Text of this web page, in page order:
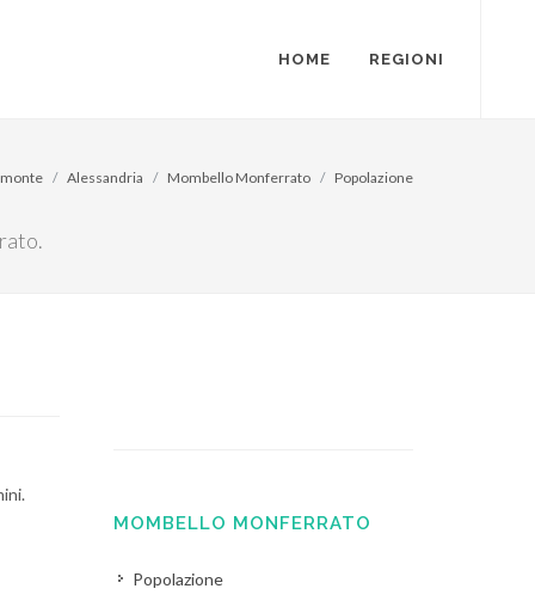
HOME REGIONI
Alessandria Mombello Monferrato Popolazione
MOMBELLO MONFERRATO
Popolazione